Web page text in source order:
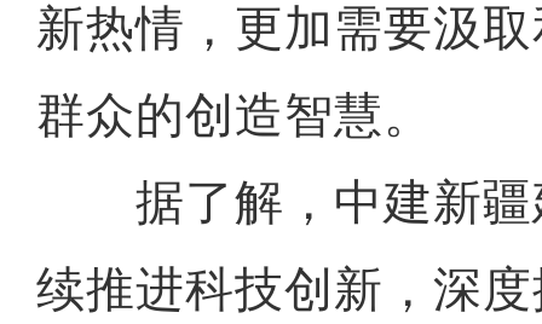
新热情，更加需要汲
群众的创造智慧。
据了解，中建新疆
续推进科技创新，深